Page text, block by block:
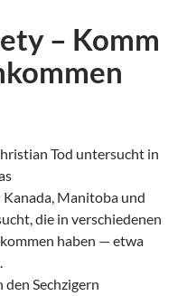
– Komm
Tod untersucht in
Manitoba und
die in verschiedenen
haben — etwa
den Sechzigern